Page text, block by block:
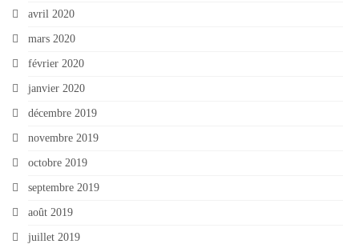
avril 2020
mars 2020
février 2020
janvier 2020
décembre 2019
novembre 2019
octobre 2019
septembre 2019
août 2019
juillet 2019